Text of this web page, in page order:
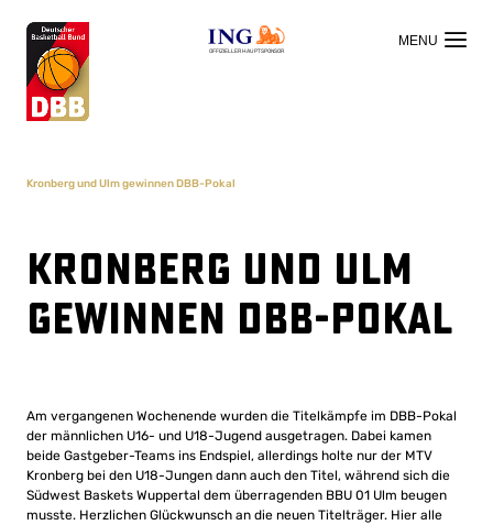
OFFIZIELLER HAUPTSPONSOR
Kronberg und Ulm gewinnen DBB-Pokal
Kronberg und Ulm
gewinnen DBB-Pokal
Am vergangenen Wochenende wurden die Titelkämpfe im DBB-Pokal
der männlichen U16- und U18-Jugend ausgetragen. Dabei kamen
beide Gastgeber-Teams ins Endspiel, allerdings holte nur der MTV
Kronberg bei den U18-Jungen dann auch den Titel, während sich die
Südwest Baskets Wuppertal dem überragenden BBU 01 Ulm beugen
musste. Herzlichen Glückwunsch an die neuen Titelträger. Hier alle